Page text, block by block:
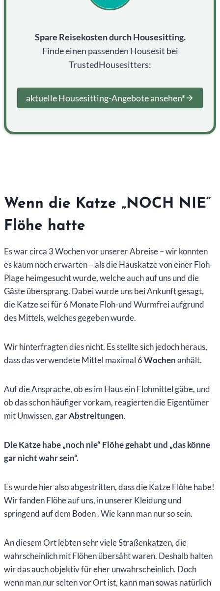
Spare Reisekosten durch Housesitting.
Finde einen passenden Housesit bei
TrustedHousesitters:
aktuelle Housesitting-Angebote ansehen*
Wenn die Katze „NOCH NIE“
Flöhe hatte
Es war circa 3 Wochen vor unserer Abreise – wir konnten
es kaum noch erwarten – als die Hauskatze von einer Floh-
Plage heimgesucht wurde, welche auch auf uns und die
Gäste übersprang. Dabei wurde uns bei Ankunft gesagt,
die Katze sei für 6 Monate Floh-und Wurmfrei aufgrund
des Mittels, welches gegeben wurde.
Wir hinterfragten dies nicht. Es stellte sich jedoch heraus,
dass das verwendete Mittel maximal 6Wochenanhält.
Auf die Ansprache, ob es im Haus ein Flohmittel gäbe, und
ob das schon häufiger vorkam, reagierten die Eigentümer
mit Unwissen, garAbstreitungen.
Die Katze habe „noch nie“ Flöhe gehabt und „das könne
gar nicht wahr sein“.
Es wurde hier also abgestritten, dass die Katze Flöhe habe!
Wir fanden Flöhe auf uns, in unserer Kleidung und
springend auf dem Boden . Wie kann man nur so sein.
An diesem Ort lebten sehr viele Straßenkatzen, die
wahrscheinlich mit Flöhen übersäht waren. Deshalb halten
wir das auch objektiv für eher unwahrscheinlich. Doch
wenn man nur selten vor Ort ist, kann man sowas natürlich